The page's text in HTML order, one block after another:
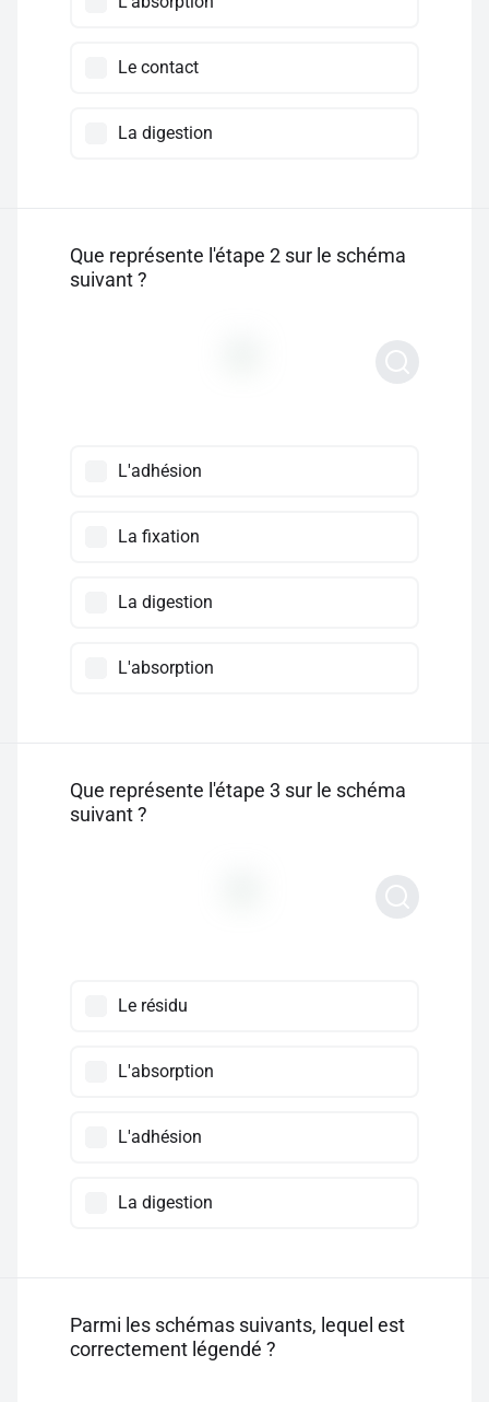
Le contact
La digestion
Que représente l'étape 2 sur le schéma
suivant ?
L'adhésion
La fixation
La digestion
L'absorption
Que représente l'étape 3 sur le schéma
suivant ?
Le résidu
L'absorption
L'adhésion
La digestion
Parmi les schémas suivants, lequel est
correctement légendé ?